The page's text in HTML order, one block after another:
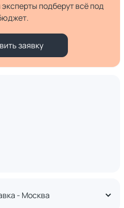
подберут всё под
заявку
- Москва